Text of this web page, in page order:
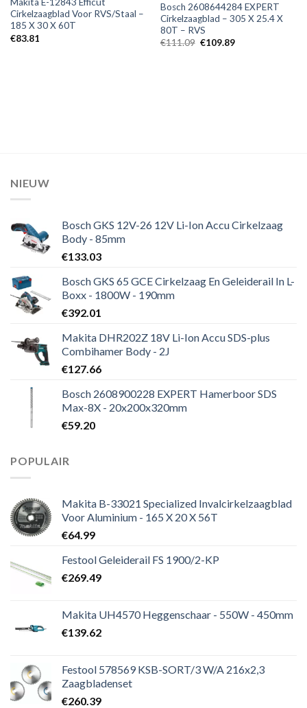
Makita E-12843 Efficut
Cirkelzaagblad Voor RVS/Staal –
185 X 30 X 60T
€83.81
Bosch 2608644284 EXPERT
Cirkelzaagblad – 305 X 25.4 X
80T – RVS
€111.09 Oorspronkelijke
€109.89Huidige
NIEUW
Bosch GKS 12V-26 12V Li-Ion Accu Cirkelzaag
Body - 85mm
€133.03
Bosch GKS 65 GCE Cirkelzaag En Geleiderail In L-
Boxx - 1800W - 190mm
€392.01
Makita DHR202Z 18V Li-Ion Accu SDS-plus
Combihamer Body - 2J
€127.66
Bosch 2608900228 EXPERT Hamerboor SDS
Max-8X - 20x200x320mm
€59.20
POPULAIR
Makita B-33021 Specialized Invalcirkelzaagblad
Voor Aluminium - 165 X 20 X 56T
€64.99
Festool Geleiderail FS 1900/2-KP
€269.49
Makita UH4570 Heggenschaar - 550W - 450mm
€139.62
Festool 578569 KSB-SORT/3 W/A 216x2,3
Zaagbladenset
€260.39